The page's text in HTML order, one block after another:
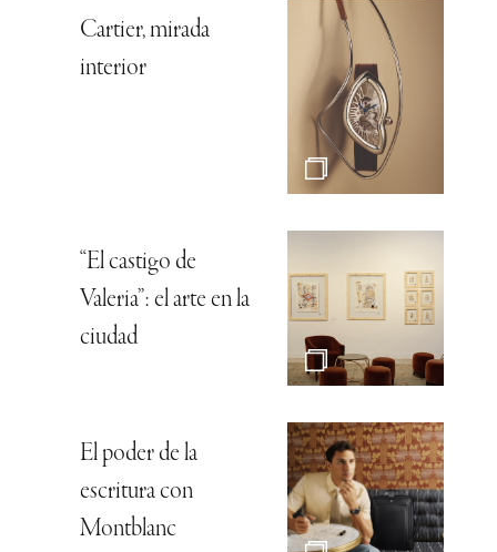
Cartier, mirada
interior
“El castigo de
Valeria”: el arte en la
ciudad
El poder de la
escritura con
Montblanc